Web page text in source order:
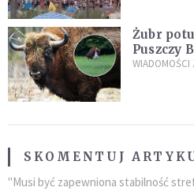
Żubr
Puszczy
daje do
WIADOMOŚCI
SKOMENTUJ
"Musi być zapewniona stabilność